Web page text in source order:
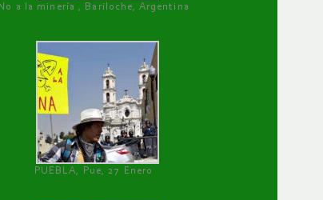
No a la minería , Bariloche, Argentina
PUEBLA, Pue, 27 Enero